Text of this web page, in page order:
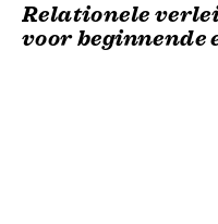
Relationele
voor beginnende